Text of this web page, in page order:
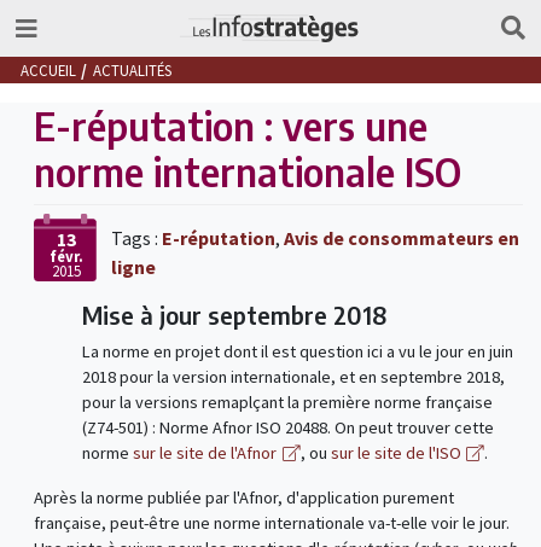
ACCUEIL ACTUALITÉS
E-réputation : vers une
norme internationale ISO
13
févr.
2015
Tags : E-réputation, Avis de consommateurs en
ligne
Mise à jour septembre 2018
La norme en projet dont il est question ici a vu le jour en juin
2018 pour la version internationale, et en septembre 2018,
pour la versions remaplçant la première norme française
(Z74-501) : Norme Afnor ISO 20488. On peut trouver cette
norme sur le site de l'Afnor , ou sur le site de l'ISO .
Après la norme publiée par l'Afnor, d'application purement
française, peut-être une norme internationale va-t-elle voir le jour.